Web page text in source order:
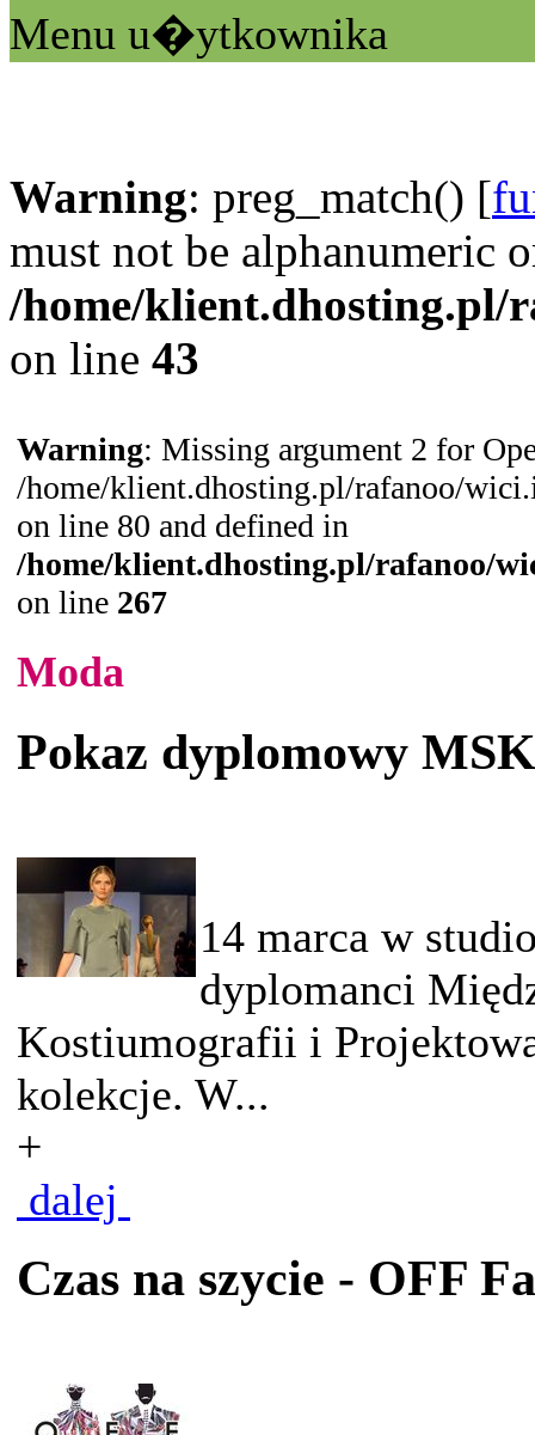
Menu u�ytkownika
Warning: preg_match() [
must not be alphanumeric
/home/klient.dhosting.pl/
on line 43
Warning: Missing argument 2 for
/home/klient.dhosting.pl/rafanoo/
on line 80 and defined in
/home/klient.dhosting.pl/rafanoo/
on line 267
Moda
Pokaz dyplomowy
14 marca w
dyplomanci
Kostiumografii i
kolekcje. W...
+
dalej
Czas na szycie - OFF